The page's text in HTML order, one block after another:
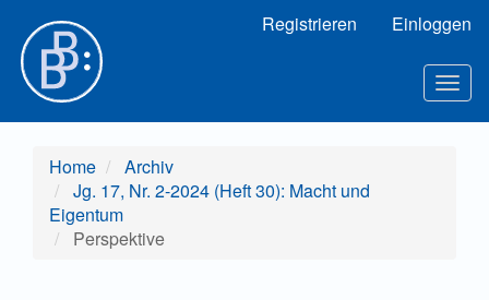
Hauptinhalt
Sidebar
Registrieren Einloggen
Home
Archiv
Jg. 17, Nr. 2-2024 (Heft 30): Macht und
Eigentum
Perspektive